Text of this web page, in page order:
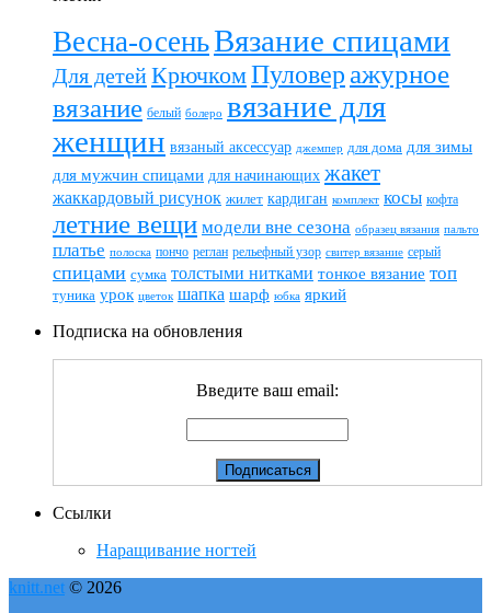
Весна-осеньВязание спицами
Для детейКрючкомПуловер ажурное
вязание белый болеро вязание для
женщин вязаный аксессуар джемпер для дома для зимы
для мужчин спицами для начинающих жакет
жаккардовый рисунок жилет кардиган комплект косы кофта
летние вещи модели вне сезона образец вязания пальто
платье полоска пончо реглан рельефный узор свитер вязание серый
спицами сумка толстыми нитками тонкое вязание топ
туника урок цветок шапка шарф юбка яркий
Подписка на обновления
Введите ваш email:
Ссылки
Наращивание ногтей
knitt.net © 2026